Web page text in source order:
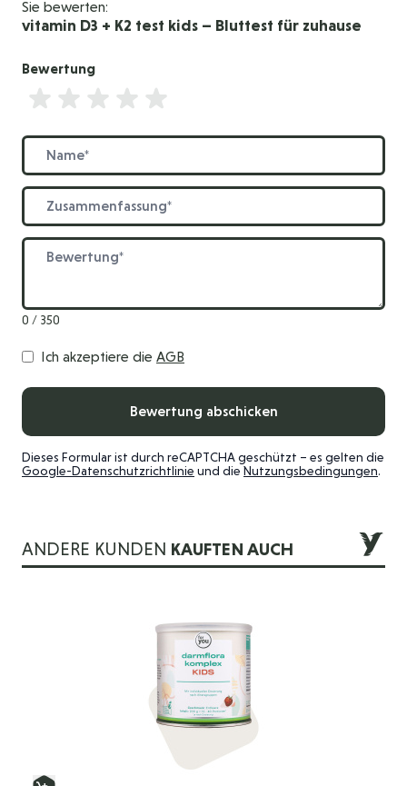
Sie bewerten:
vitamin D3 + K2 test kids – Bluttest für zuhause
Bewertung
Bewertung
Name
Zusammenfassung
Bewertung
0 / 350
Ich akzeptiere die AGB
Bewertung abschicken
Dieses Formular ist durch reCAPTCHA geschützt – es gelten die
Google-Datenschutzrichtlinie und die Nutzungsbedingungen.
ANDERE KUNDEN KAUFTEN AUCH